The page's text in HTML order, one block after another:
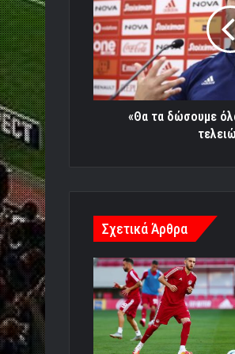
όλα,
τίποτα
δεν
έχει
τελειώσει!»
«Θα τα δώσουμε
Σχετικά Άρθρα